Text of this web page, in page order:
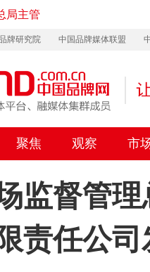
局主管
牌研究院 中国品牌媒体联盟
聚焦 观察 市
监督管
责任公